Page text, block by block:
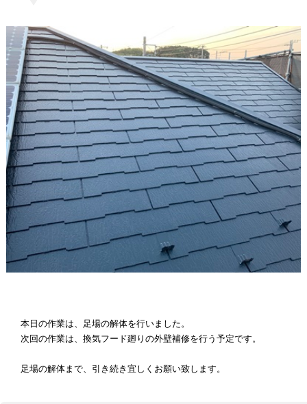
本日の作業は、足場の解体を行いました。
次回の作業は、換気フード廻りの外壁補修を行う予定です。
足場の解体まで、引き続き宜しくお願い致します。